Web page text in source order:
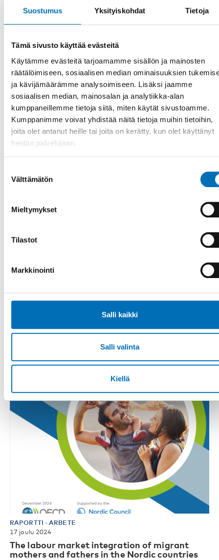
Suostumus Yksityiskohdat Tietoja
Tämä sivusto käyttää evästeitä
Käytämme evästeitä tarjoamamme sisällön ja mainosten
räätälöimiseen, sosiaalisen median ominaisuuksien
ja kävijämäärämme analysoimiseen. Lisäksi jaamme
sosiaalisen median, mainosalan ja analytiikka-alan
kumppaneillemme tietoja siitä, miten käytät sivustoamme.
Kumppanimme voivat yhdistää näitä tietoja muihin tietoihin,
joita olet antanut heille tai joita on kerätty, kun olet käyttänyt
heidän palvelujaan.
valinta
Välttämätön
Mieltymykset
Tilastot
Markkinointi
Salli kaikki
Salli valinta
Kiellä
RAPORTTI-MAAHANMUUTTAJIEN INTEGRAATIO
15 huhti 2025
Conference report: How can the Nordic
fathers?
integration harder. Th [...]
RAPORTTI -ARBETE
17 joulu 2024
The labour market integration of migrant
mothers and fathers in the Nordic countries